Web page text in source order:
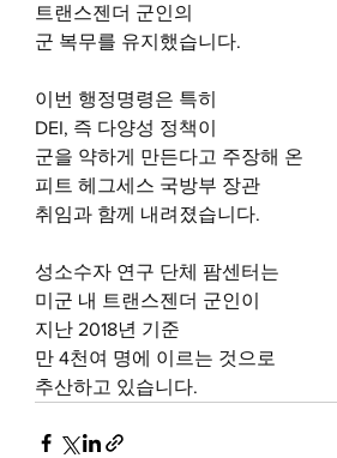
트랜스젠더 군인의
군 복무를 유지했습니다.
이번 행정명령은 특히
DEI, 즉 다양성 정책이
군을 약하게 만든다고 주장해 온
피트 헤그세스 국방부 장관
취임과 함께 내려졌습니다.
성소수자 연구 단체 팜센터는
미군 내 트랜스젠더 군인이
지난 2018년 기준
만 4천여 명에 이르는 것으로
추산하고 있습니다.